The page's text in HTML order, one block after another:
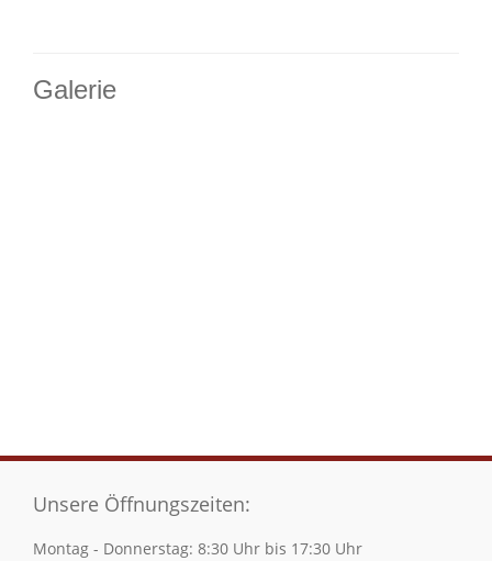
Galerie
Unsere Öffnungszeiten:
Montag - Donnerstag: 8:30 Uhr bis 17:30 Uhr